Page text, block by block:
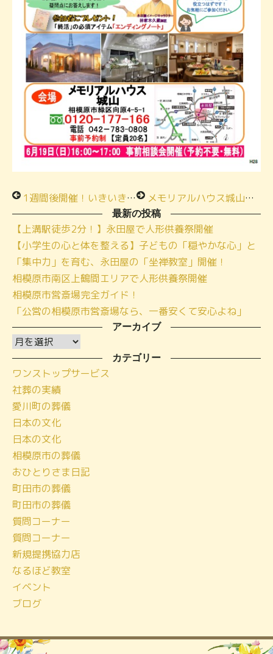
1週間後開催！いきいき終活フェア＆感謝祭 メモリアルハウス城山 夕方事前相談会開催予定！
最新の投稿
【上溝駅徒歩2分！】永田屋で人形供養祭開催
【小学生の心と体を整える】子どもの「穏やかな心」と
「集中力」を育む、永田屋の「坐禅教室」開催！
相模原市南区上鶴間エリアで人形供養祭開催
相模原市営斎場完全ガイド！
「公営の相模原市営斎場なら、一番安くて安心よね」
アーカイブ
ア
ー
カ
イ
ブ
カテゴリー
ワンストップサービス
社葬の実績
愛川町の葬儀
日本の文化
日本の文化
相模原市の葬儀
おひとりさま日記
町田市の葬儀
町田市の葬儀
質問コーナー
質問コーナー
新規提携協力店
なるほど教室
イベント
ブログ